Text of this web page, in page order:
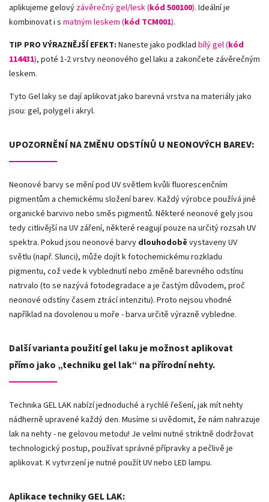
aplikujeme gelový závěrečný gel/lesk (kód 500100). Ideální je
kombinovat i s matným leskem (kód TCM001).
TIP PRO VÝRAZNĚJŠÍ EFEKT: Naneste jako podklad bílý gel (kód
114431), poté 1-2 vrstvy neonového gel laku a zakončete závěrečným
leskem.
Tyto Gel laky se dají aplikovat jako barevná vrstva na materiály jako
jsou: gel, polygel i akryl.
UPOZORNĚNÍ NA ZMĚNU ODSTÍNŮ U NEONOVÝCH BAREV:
Neonové barvy se mění pod UV světlem kvůli fluorescenčním
pigmentům a chemickému složení barev. Každý výrobce používá jiné
organické barvivo nebo směs pigmentů. Některé neonové gely jsou
tedy citlivější na UV záření, některé reagují pouze na určitý rozsah UV
spektra. Pokud jsou neonové barvy dlouhodobě vystaveny UV
světlu (např. Slunci), může dojít k fotochemickému rozkladu
pigmentu, což vede k vyblednutí nebo změně barevného odstínu
natrvalo (to se nazývá fotodegradace a je častým důvodem, proč
neonové odstíny časem ztrácí intenzitu). Proto nejsou vhodné
například na dovolenou u moře - barva určitě výrazně vybledne.
Další varianta použití gel laku je možnost aplikovat
přímo jako „techniku gel lak“ na přírodní nehty.
Technika GEL LAK nabízí jednoduché a rychlé řešení, jak mít nehty
nádherně upravené každý den. Musíme si uvědomit, že nám nahrazuje
lak na nehty - ne gelovou metodu! Je velmi nutné striktně dodržovat
technologický postup, používat správné přípravky a pečlivě je
aplikovat. K vytvrzení je nutné použít UV nebo LED lampu.
Aplikace techniky GEL LAK: